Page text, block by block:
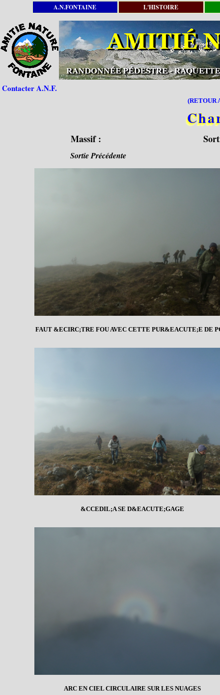
A.N.FONTAINE L'HISTOIRE
Contacter A.N.F.
(RETOUR
Massif :
Sortie Précédente
FAUT &ECIRC;TRE FOU AVEC CETTE PUR&EACUTE;E DE
&CCEDIL;A SE D&EACUTE;GAGE
ARC EN CIEL CIRCULAIRE SUR LES NUAGES